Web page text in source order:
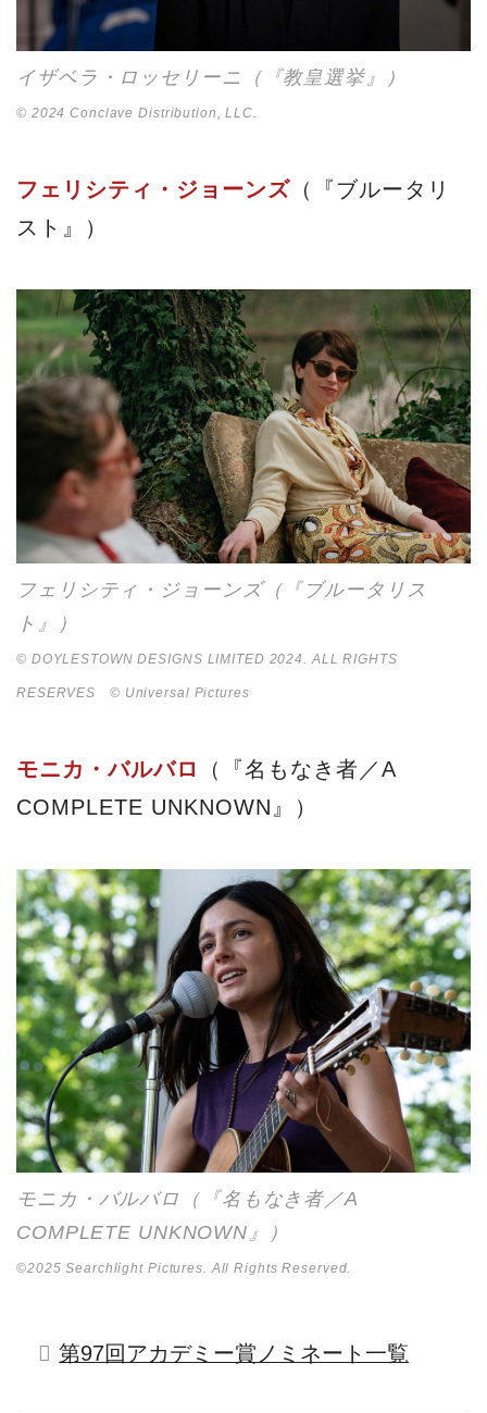
イザベラ・ロッセリーニ（『教皇選挙』）
© 2024 Conclave Distribution, LLC.
フェリシティ・ジョーンズ（『ブルータリ
スト』）
フェリシティ・ジョーンズ（『ブルータリス
ト』）
© DOYLESTOWN DESIGNS LIMITED 2024. ALL RIGHTS
RESERVES © Universal Pictures
モニカ・バルバロ
（『名もなき者／A
COMPLETE UNKNOWN』）
モニカ・バルバロ（『名もなき者／A
COMPLETE UNKNOWN』）
©2025 Searchlight Pictures. All Rights Reserved.
第97回アカデミー賞ノミネート一覧